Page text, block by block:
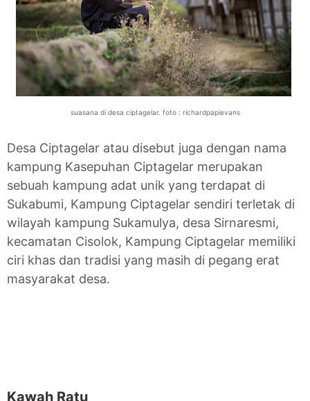
suasana di desa ciptagelar. foto : richardpapievans
Desa Ciptagelar atau disebut juga dengan nama
kampung Kasepuhan Ciptagelar merupakan
sebuah kampung adat unik yang terdapat di
Sukabumi, Kampung Ciptagelar sendiri terletak di
wilayah kampung Sukamulya, desa Sirnaresmi,
kecamatan Cisolok, Kampung Ciptagelar memiliki
ciri khas dan tradisi yang masih di pegang erat
masyarakat desa.
Kawah Ratu